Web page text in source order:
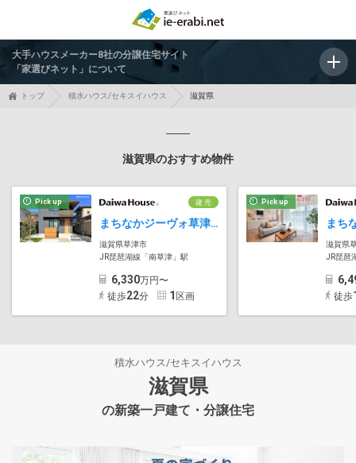
大手ハウスメーカー8社の分譲住宅サイト
「家選びネット」について
トップ 積水ハウス/セキスイハウス 滋賀県
滋賀県のおすすめ物件
Pick up 建 売
まちなかジーヴォ草津南笠東3丁目(分譲住宅)
滋賀県草津市
JR琵琶湖線「南草津」駅
6,330万円〜
徒歩22分 1 区画
Pick up
滋賀県
JR琵琶
徒歩
積水ハウス/セキスイハウス
滋賀県
の新築一戸建て・分譲住宅